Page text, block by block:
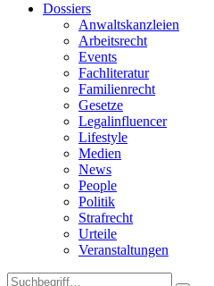
Dossiers
Anwaltskanzleien
Arbeitsrecht
Events
Fachliteratur
Familienrecht
Gesetze
Legalinfluencer
Lifestyle
Medien
News
People
Politik
Strafrecht
Urteile
Veranstaltungen